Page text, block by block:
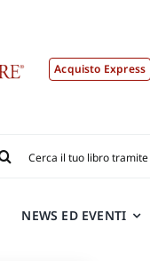
Acquisto Express
NEWS ED EVENTI